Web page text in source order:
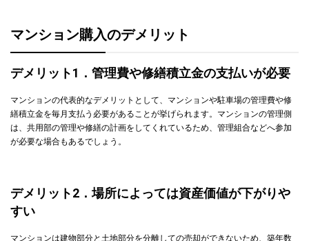
マンション購入のデメリット
デメリット1．管理費や修繕積立金の支払いが必要
マンションの代表的なデメリットとして、マンションや駐車場の管理費や修
繕積立金を毎月支払う必要があることが挙げられます。マンションの管理側
は、共用部の管理や修繕の計画をしてくれているため、管理組合などへ参加
が必要な場合もあるでしょう。
デメリット2．場所によっては資産価値が下がりや
すい
マンションは建物部分と土地部分を分離しての売却ができないため、築年数